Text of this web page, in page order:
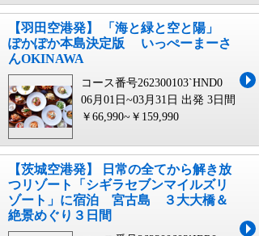
【羽田空港発】 「海と緑と空と陽」
ぽかぽか本島決定版 いっぺーまーさ
んOKINAWA
コース番号262300103`HND0
06月01日~03月31日 出発 3日間
￥66,990~￥159,990
【茨城空港発】 日常の全てから解き放
つリゾート「シギラセブンマイルズリ
ゾート」に宿泊 宮古島 ３大大橋＆
絶景めぐり３日間